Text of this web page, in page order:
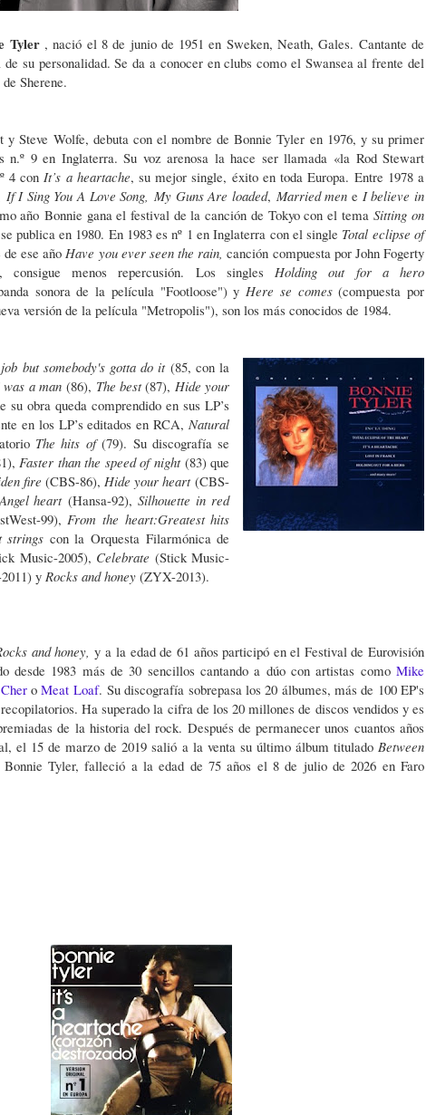
Tyler , nació el 8 de junio de 1951 en Sweken, Neath, Gales. Cantante de
su personalidad. Se da a conocer en clubs como el Swansea al frente del
Sherene.
y Steve Wolfe, debuta con el nombre de Bonnie Tyler en 1976, y su primer
n.º 9 en Inglaterra. Su voz arenosa la hace ser llamada «la Rod Stewart
4 conIt’s a heartache, su mejor single, éxito en toda Europa. Entre 1978 a
If I Sing You A Love Song, My Guns Are loaded, Married mene I believe in
año Bonnie gana el festival de la canción de Tokyo con el temaSitting on
publica en 1980. En 1983 es nº 1 en Inglaterra con el single Total eclipse of
de ese añoHave you ever seen the rain,canción compuesta por John Fogerty
consigue menos repercusión. Los singlesHolding out for a hero
sonora de la película "Footloose") yHere se comes(compuesta por
versión de la película "Metropolis"), son los más conocidos de 1984.
job but somebody's gotta do it (85, con la
was a man(86), The best(87), Hide your
su obra queda comprendido en sus LP’s
en los LP’s editados en RCA,Natural
The hits of(79). Su discografía se
Faster than the speed of night (83) que
fire (CBS-86), Hide your heart(CBS-
heart(Hansa-92),Silhouette in red
99),From the heart:Greatest hits
strings con la Orquesta Filarmónica de
Music-2005), Celebrate (Stick Music-
y Rocks and honey (ZYX-2013).
and honey, y a la edad de 61 años participó en el Festival de Eurovisión
desde 1983 más de 30 sencillos cantando a dúo con artistas comoMike
CheroMeat Loaf.Su discografía sobrepasa los 20 álbumes, más de 100 EP's
Ha superado la cifra de los 20 millones de discos vendidos y es
de la historia del rock. Después de permanecer unos cuantos años
el 15 de marzo de 2019 salió a la venta su último álbum titulado Between
Tyler, falleció a la edad de 75 años el 8 de julio de 2026 en Faro